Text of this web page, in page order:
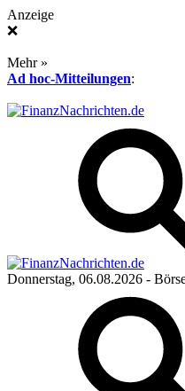
Anzeige
❌
Mehr »
Ad hoc-Mitteilungen:
Donnerstag, 06.08.2026 -